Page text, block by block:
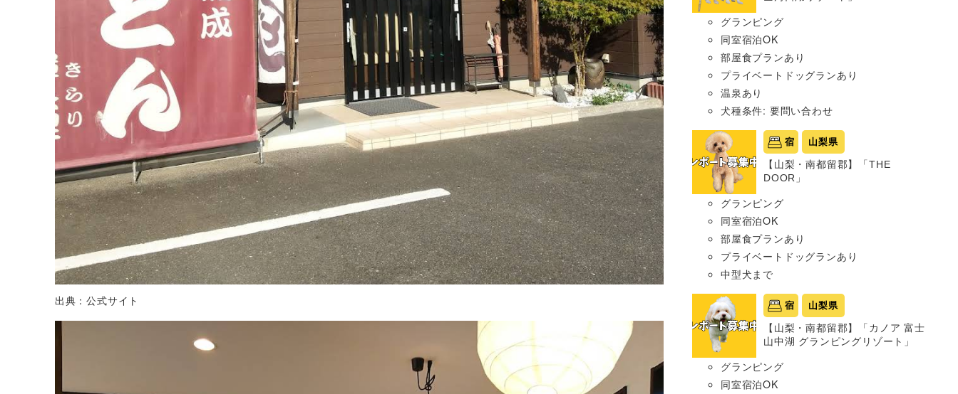
出典：公式サイト
グランピング
同室宿泊OK
部屋食プランあり
プライベートドッグランあり
温泉あり
犬種条件: 要問い合わせ
宿 山梨県
【山梨・南都留郡】「THE
DOOR」
グランピング
同室宿泊OK
部屋食プランあり
プライベートドッグランあり
中型犬まで
宿 山梨県
【山梨・南都留郡】「カノア 富士
山中湖 グランピングリゾート」
グランピング
同室宿泊OK